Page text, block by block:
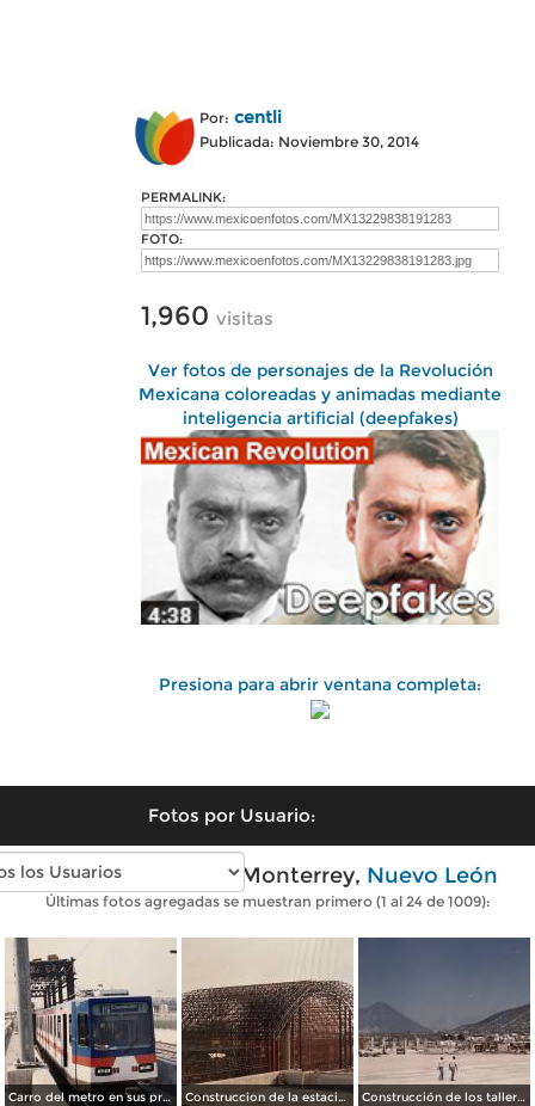
Por: centli
Publicada: Noviembre 30, 2014
PERMALINK:
FOTO:
1,960 visitas
Ver fotos de personajes de la Revolución
Mexicana coloreadas y animadas mediante
inteligencia artificial (deepfakes)
Presiona para abrir ventana completa:
Fotos por Usuario:
Fotos antiguas de Monterrey, Nuevo León
Últimas fotos agregadas se muestran primero (1 al 24 de 1009):
Carro del metro en sus primeras pruebas durante 1990 Construccion de la estacion cuauhtemoc Construcción de los talleres del metro